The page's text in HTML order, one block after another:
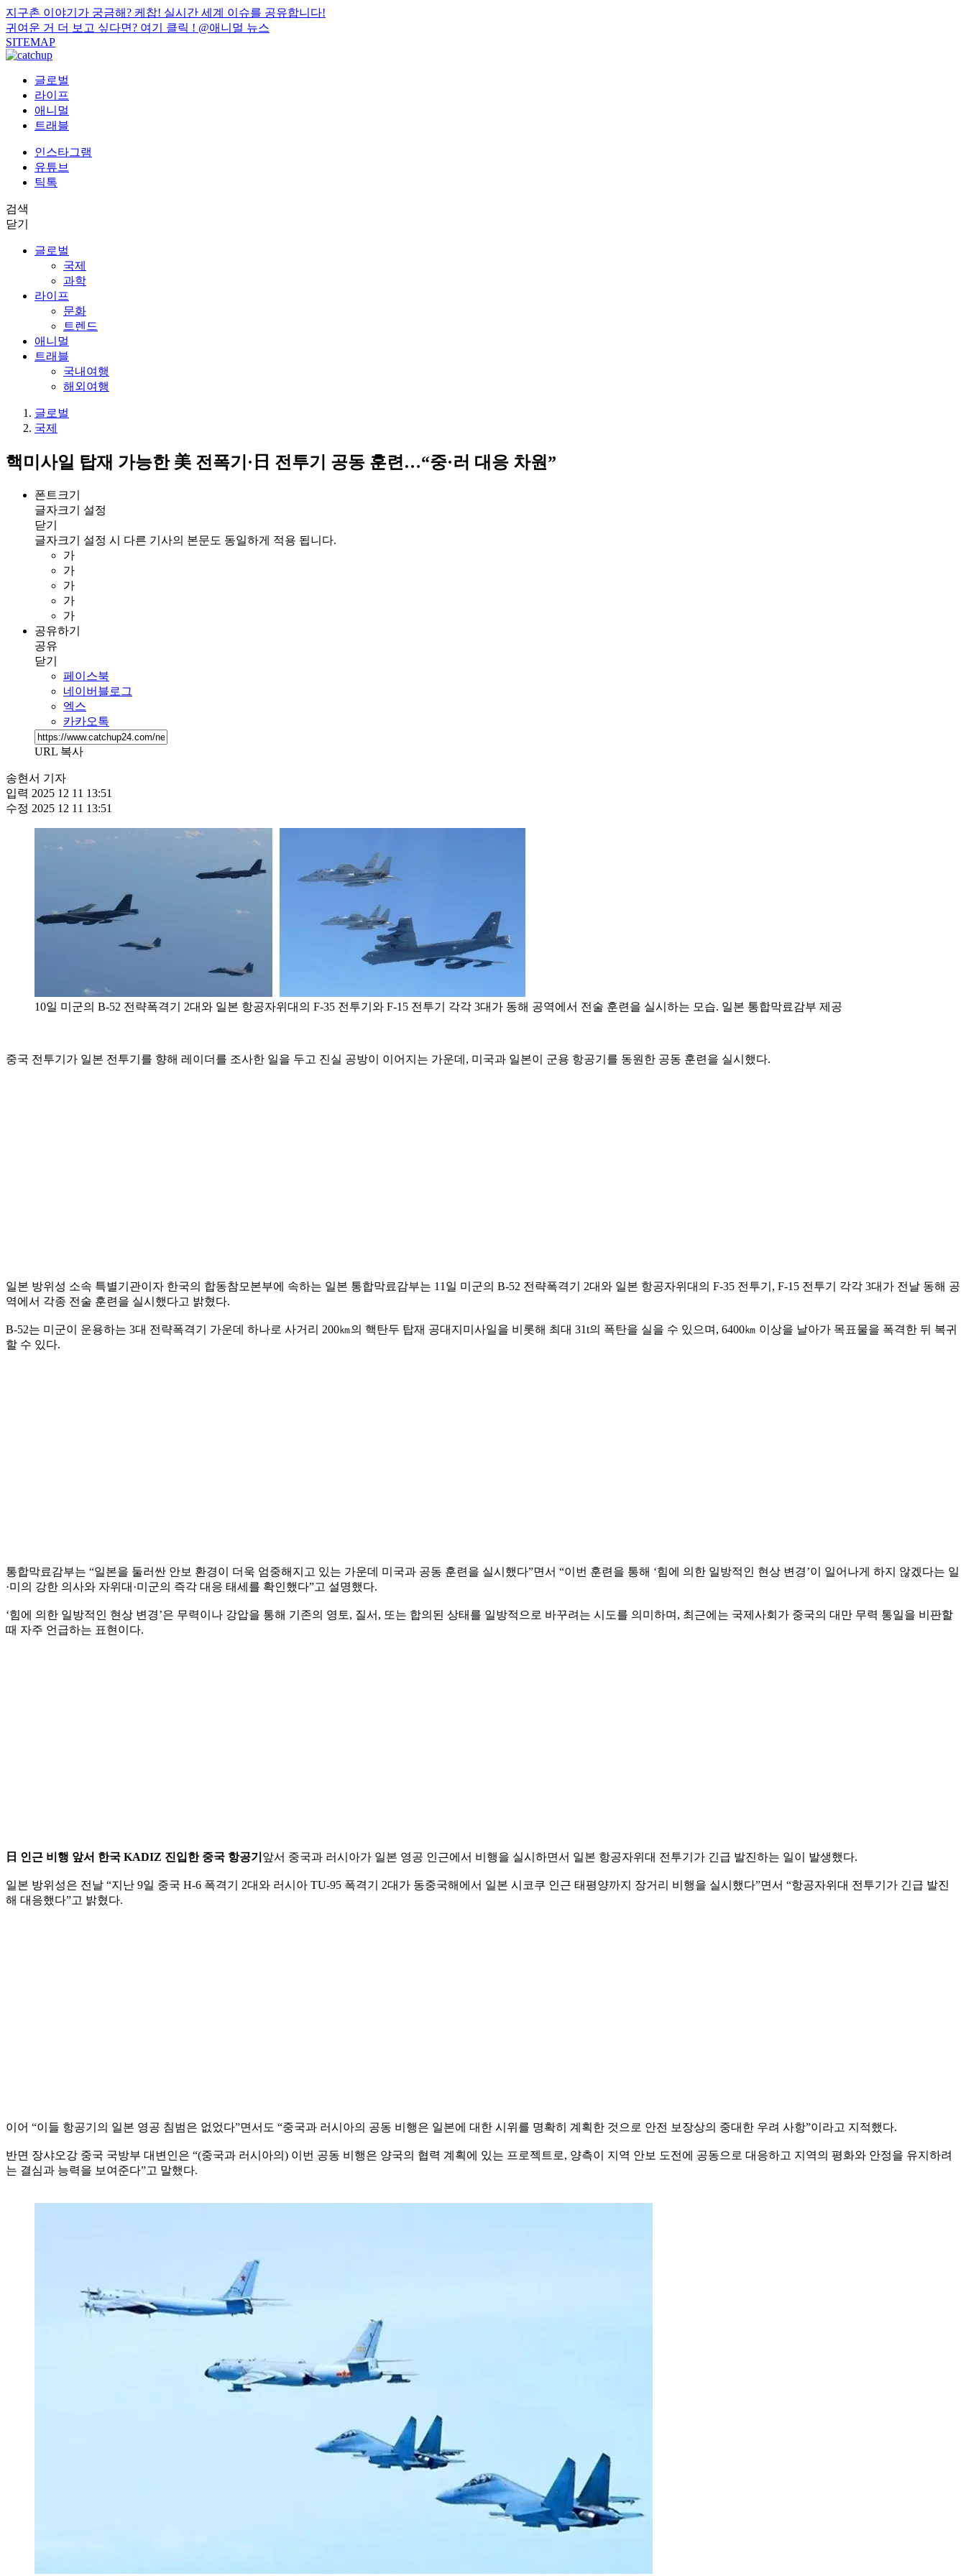
지구촌 이야기가 궁금해? 케찹! 실시간 세계 이슈를 공유합니다!
귀여운 거 더 보고 싶다면? 여기 클릭 ! @애니멀 뉴스
SITEMAP
글로벌
라이프
애니멀
트래블
인스타그램
유튜브
틱톡
검색
닫기
글로벌
국제
과학
라이프
문화
트렌드
애니멀
트래블
국내여행
해외여행
글로벌
국제
핵미사일 탑재 가능한 美 전폭기·日 전투기 공동 훈련…“중·러 대응 차원”
폰트크기
글자크기 설정
닫기
글자크기 설정 시 다른 기사의 본문도 동일하게 적용 됩니다.
가
가
가
가
가
공유하기
공유
닫기
페이스북
네이버블로그
엑스
카카오톡
URL 복사
송현서 기자
입력 2025 12 11 13:51
수정 2025 12 11 13:51
10일 미군의 B-52 전략폭격기 2대와 일본 항공자위대의 F-35 전투기와 F-15 전투기 각각 3대가 동해 공역에서 전술 훈련을 실시하는 모습. 일본 통합막료감부 제공
중국 전투기가 일본 전투기를 향해 레이더를 조사한 일을 두고 진실 공방이 이어지는 가운데, 미국과 일본이 군용 항공기를 동원한 공동 훈련을 실시했다.
일본 방위성 소속 특별기관이자 한국의 합동참모본부에 속하는 일본 통합막료감부는 11일 미군의 B-52 전략폭격기 2대와 일본 항공자위대의 F-35 전투기, F-15 전투기 각각 3대가 전날 동해 공
역에서 각종 전술 훈련을 실시했다고 밝혔다.
B-52는 미군이 운용하는 3대 전략폭격기 가운데 하나로 사거리 200㎞의 핵탄두 탑재 공대지미사일을 비롯해 최대 31t의 폭탄을 실을 수 있으며, 6400㎞ 이상을 날아가 목표물을 폭격한 뒤 복귀
할 수 있다.
통합막료감부는 “일본을 둘러싼 안보 환경이 더욱 엄중해지고 있는 가운데 미국과 공동 훈련을 실시했다”면서 “이번 훈련을 통해 ‘힘에 의한 일방적인 현상 변경’이 일어나게 하지 않겠다는 일
·미의 강한 의사와 자위대·미군의 즉각 대응 태세를 확인했다”고 설명했다.
‘힘에 의한 일방적인 현상 변경’은 무력이나 강압을 통해 기존의 영토, 질서, 또는 합의된 상태를 일방적으로 바꾸려는 시도를 의미하며, 최근에는 국제사회가 중국의 대만 무력 통일을 비판할
때 자주 언급하는 표현이다.
日 인근 비행 앞서 한국 KADIZ 진입한 중국 항공기 앞서 중국과 러시아가 일본 영공 인근에서 비행을 실시하면서 일본 항공자위대 전투기가 긴급 발진하는 일이 발생했다.
일본 방위성은 전날 “지난 9일 중국 H-6 폭격기 2대와 러시아 TU-95 폭격기 2대가 동중국해에서 일본 시코쿠 인근 태평양까지 장거리 비행을 실시했다”면서 “항공자위대 전투기가 긴급 발진
해 대응했다”고 밝혔다.
이어 “이들 항공기의 일본 영공 침범은 없었다”면서도 “중국과 러시아의 공동 비행은 일본에 대한 시위를 명확히 계획한 것으로 안전 보장상의 중대한 우려 사항”이라고 지적했다.
반면 장샤오강 중국 국방부 대변인은 “(중국과 러시아의) 이번 공동 비행은 양국의 협력 계획에 있는 프로젝트로, 양측이 지역 안보 도전에 공동으로 대응하고 지역의 평화와 안정을 유지하려
는 결심과 능력을 보여준다”고 말했다.